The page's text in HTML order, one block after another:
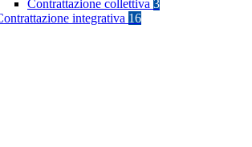
Contrattazione collettiva 3
integrativa 16